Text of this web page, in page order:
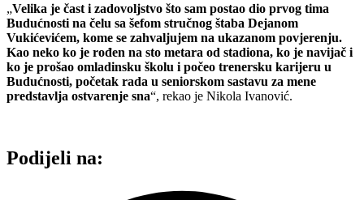
„Velika je čast i zadovoljstvo što sam postao dio prvog tima
Budućnosti na čelu sa šefom stručnog štaba Dejanom
Vukićevićem, kome se zahvaljujem na ukazanom povjerenju.
Kao neko ko je rođen na sto metara od stadiona, ko je navijač i
ko je prošao omladinsku školu i počeo trenersku karijeru u
Budućnosti, početak rada u seniorskom sastavu za mene
predstavlja ostvarenje sna“, rekao je Nikola Ivanović.
Podijeli na: